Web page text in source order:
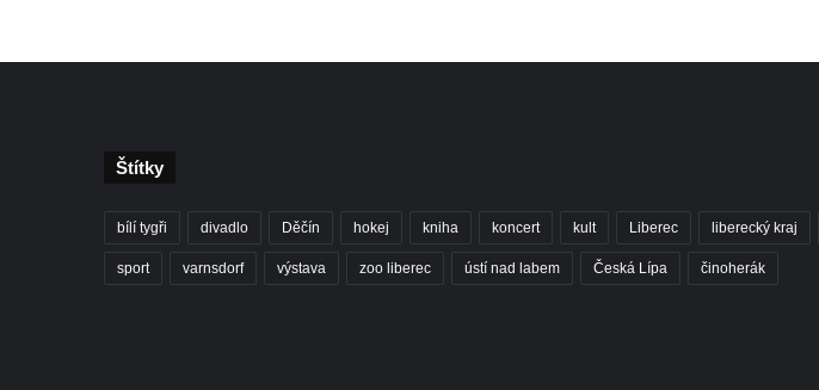
Štítky
bílí tygři divadlo Děčín hokej kniha koncert kult Liberec liberecký kraj
sport varnsdorf výstava zoo liberec ústí nad labem Česká Lípa činoherák